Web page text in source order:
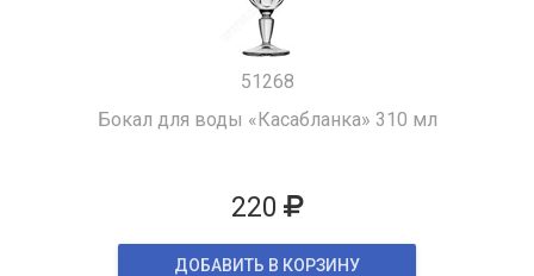
51268
Бокал для воды «Касабланка» 310 мл
220
ДОБАВИТЬ В КОРЗИНУ